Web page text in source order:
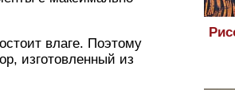
влаге. Поэтому
изготовленный из